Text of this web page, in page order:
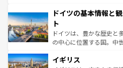
せる。地方によって風土
ンテンツ一覧 を参照して
で、幅広い魅力が詰まっ
聖堂、美しいビーチ、そ
から魅了する。また、フ
れ、フランス料理はユネ
香り高いラベンダー畑な
ドイツの基本情報と
ト
ドイツは、豊かな歴史と
の中心に位置する国。中
顔を持つこの国は、どこ
イギリス